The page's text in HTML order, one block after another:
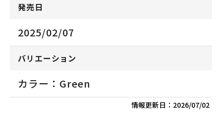
発売日
2025/02/07
バリエーション
カラー：Green
情報更新日： 2026/07/02